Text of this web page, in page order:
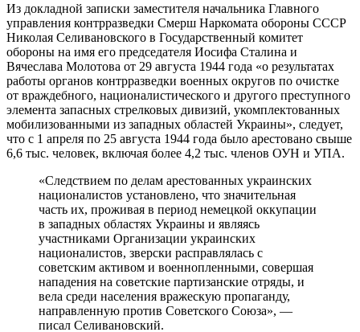
Из докладной записки заместителя начальника Главного
управления контрразведки Смерш Наркомата обороны СССР
Николая Селивановского в Государственный комитет
обороны на имя его председателя Иосифа Сталина и
Вячеслава Молотова от 29 августа 1944 года «о результатах
работы органов контрразведки военных округов по очистке
от враждебного, националистического и другого преступного
элемента запасных стрелковых дивизий, укомплектованных
мобилизованными из западных областей Украины», следует,
что с 1 апреля по 25 августа 1944 года было арестовано свыше
6,6 тыс. человек, включая более 4,2 тыс. членов ОУН и УПА.
«Следствием по делам арестованных украинских
националистов установлено, что значительная
часть их, проживая в период немецкой оккупации
в западных областях Украины и являясь
участниками Организации украинских
националистов, зверски расправлялась с
советским активом и военнопленными, совершая
нападения на советские партизанские отряды, и
вела среди населения вражескую пропаганду,
направленную против Советского Союза», —
писал Селивановский.